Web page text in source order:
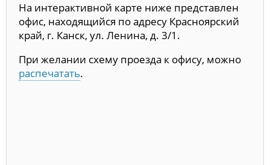
На интерактивной карте ниже представлен
офис, находящийся по адресу Красноярский
край, г. Канск, ул. Ленина, д. 3/1.
При желании схему проезда к офису, можно
распечатать.